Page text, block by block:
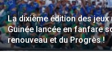
La dixième édition des
Guinée lancée en fanfare
renouveau et du Progrès !